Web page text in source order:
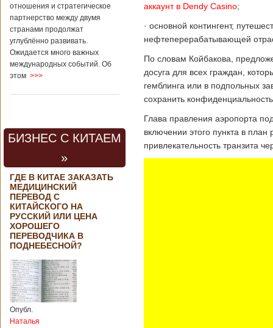
отношения и стратегическое
партнерство между двумя
странами продолжат
углублённо развивать.
Ожидается много важных
международных событий. Об
этом >>>
БИЗНЕС С КИТАЕМ
»
ГДЕ В КИТАЕ ЗАКАЗАТЬ
МЕДИЦИНСКИЙ
ПЕРЕВОД С
КИТАЙСКОГО НА
РУССКИЙ ИЛИ ЦЕНА
ХОРОШЕГО
ПЕРЕВОДЧИКА В
ПОДНЕБЕСНОЙ?
Опубл.
Наталья
аккаунт в Dendy Casino;
· основной контингент,
нефтеперерабатывающей
По словам Койбакова,
досуга для всех граждан,
гемблинга или в подпольных
сохранить
Глава правления аэропорта
включении этого пункта в
привлекательность транзита